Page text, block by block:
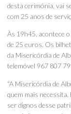
desta cerimónia, vai
com 25 anos de
Às 19h45, acontece
de 25 euros. Os
da Misericórdia de
telemóvel 967 807
“A Misericórdia de
quem mais
ser dignos desse